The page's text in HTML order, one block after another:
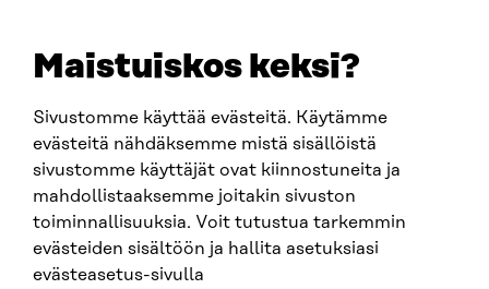
Maistuiskos keksi?
Sivustomme käyttää evästeitä. Käytämme
evästeitä nähdäksemme mistä sisällöistä
sivustomme käyttäjät ovat kiinnostuneita ja
mahdollistaaksemme joitakin sivuston
toiminnallisuuksia. Voit tutustua tarkemmin
evästeiden sisältöön ja hallita asetuksiasi
evästeasetus-sivulla
Den nationella vägkartan för dataekonomi visar
finländarnas välbefinnande, den gröna övergången
och konkurrenskraften med hjälp av data. Vägkartan
ger också information och verktyg.Läs mer om
vägkartan